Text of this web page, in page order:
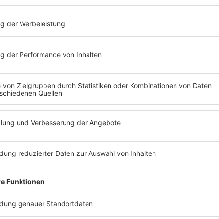
Michael Jackson mit Bad
schwer genervt von der